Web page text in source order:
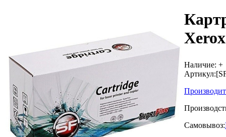
Наличие: +
Артикул:
Самовывоз: